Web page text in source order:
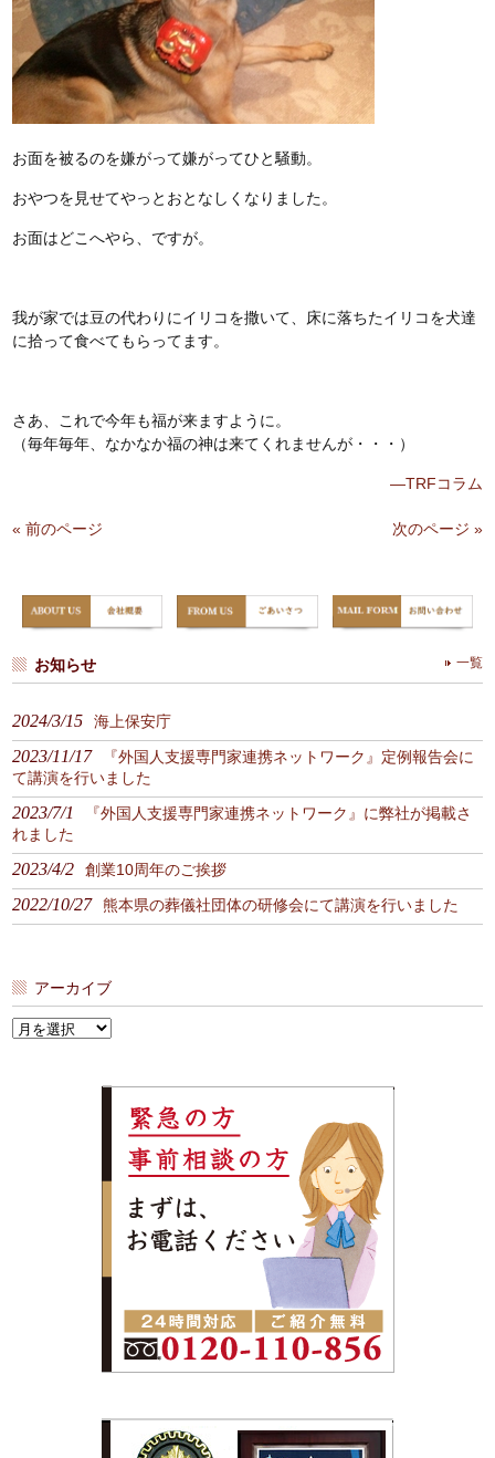
お面を被るのを嫌がって嫌がってひと騒動。
おやつを見せてやっとおとなしくなりました。
お面はどこへやら、ですが。
我が家では豆の代わりにイリコを撒いて、床に落ちたイリコを犬達
に拾って食べてもらってます。
さあ、これで今年も福が来ますように。
（毎年毎年、なかなか福の神は来てくれませんが・・・）
—TRFコラム
« 前のページ 次のページ »
お知らせ 一覧
2024/3/15 海上保安庁
2023/11/17
『外国人支援専門家連携ネットワーク』定例報告会に
て講演を行いました
2023/7/1
『外国人支援専門家連携ネットワーク』に弊社が掲載さ
れました
2023/4/2 創業10周年のご挨拶
2022/10/27 熊本県の葬儀社団体の研修会にて講演を行いました
アーカイブ
ア